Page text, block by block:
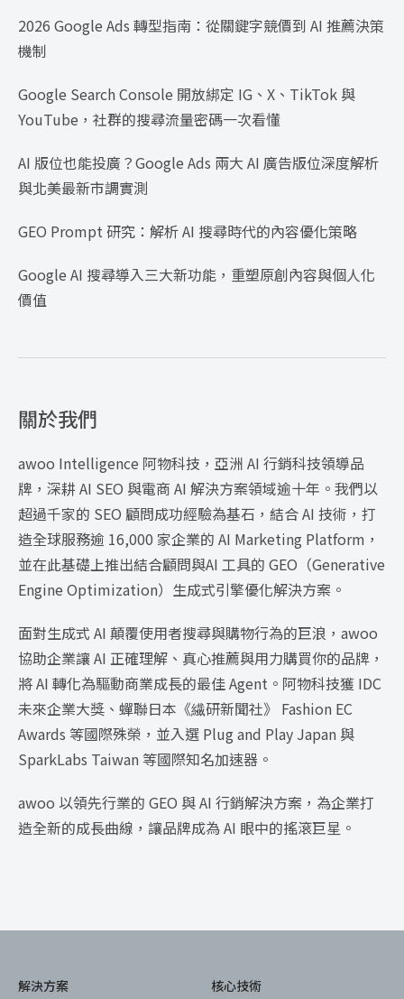
2026 Google Ads 轉型指南：從關鍵字競價到 AI 推薦決策
機制
Google Search Console 開放綁定 IG、X、TikTok 與
YouTube，社群的搜尋流量密碼一次看懂
AI 版位也能投廣？Google Ads 兩大 AI 廣告版位深度解析
與北美最新市調實測
GEO Prompt 研究：解析 AI 搜尋時代的內容優化策略
Google AI 搜尋導入三大新功能，重塑原創內容與個人化
價值
關於我們
awoo Intelligence 阿物科技，亞洲 AI 行銷科技領導品
牌，深耕 AI SEO 與電商 AI 解決方案領域逾十年。我們以
超過千家的 SEO 顧問成功經驗為基石，結合 AI 技術，打
造全球服務逾 16,000 家企業的 AI Marketing Platform，
並在此基礎上推出結合顧問與AI 工具的 GEO（Generative
Engine Optimization）生成式引擎優化解決方案。
面對生成式 AI 顛覆使用者搜尋與購物行為的巨浪，awoo
協助企業讓 AI 正確理解、真心推薦與用力購買你的品牌，
將 AI 轉化為驅動商業成長的最佳 Agent。阿物科技獲 IDC
未來企業大獎、蟬聯日本《繊研新聞社》 Fashion EC
Awards 等國際殊榮，並入選 Plug and Play Japan 與
SparkLabs Taiwan 等國際知名加速器。
awoo 以領先行業的 GEO 與 AI 行銷解決方案，為企業打
造全新的成長曲線，讓品牌成為 AI 眼中的搖滾巨星。
解決方案
核心技術